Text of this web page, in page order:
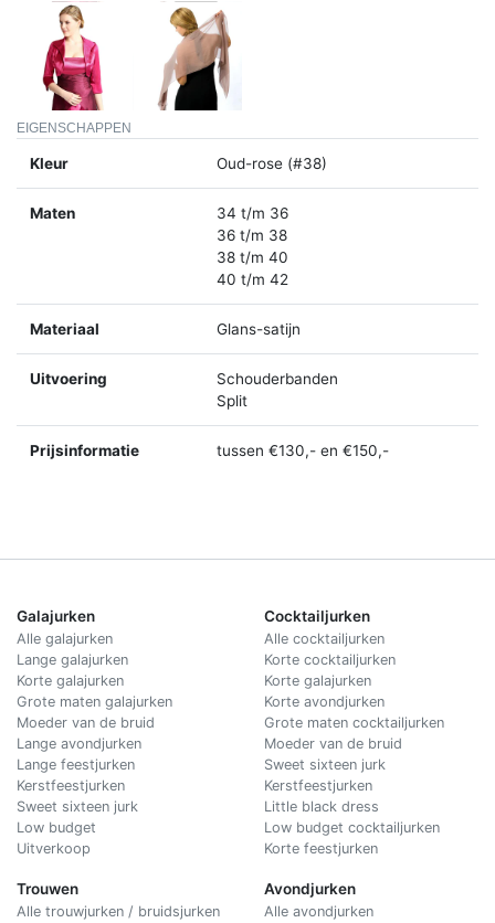
EIGENSCHAPPEN
Kleur Oud-rose (#38)
Maten
34 t/m 36
36 t/m 38
38 t/m 40
40 t/m 42
Materiaal Glans-satijn
Uitvoering
Schouderbanden
Split
Prijsinformatie tussen €130,- en €150,-
Galajurken
Alle galajurken
Lange galajurken
Korte galajurken
Grote maten galajurken
Moeder van de bruid
Lange avondjurken
Lange feestjurken
Kerstfeestjurken
Sweet sixteen jurk
Low budget
Uitverkoop
Trouwen
Alle trouwjurken / bruidsjurken
Cocktailjurken
Alle cocktailjurken
Korte cocktailjurken
Korte galajurken
Korte avondjurken
Grote maten cocktailjurken
Moeder van de bruid
Sweet sixteen jurk
Kerstfeestjurken
Little black dress
Low budget cocktailjurken
Korte feestjurken
Avondjurken
Alle avondjurken